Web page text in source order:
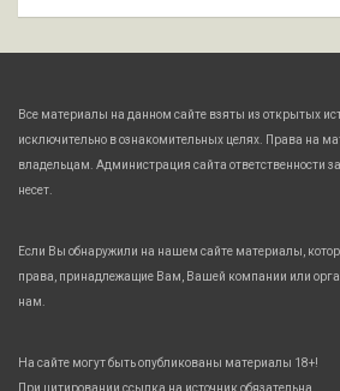
Все материалы на данном сайте взяты из открытых
исключительно в ознакомительных целях. Права на
владельцам. Администрация сайта ответственности
несет.
Если Вы обнаружили на нашем сайте материалы,
права, принадлежащие Вам, Вашей компании или
нам.
На сайте могут быть опубликованы материалы 18+!